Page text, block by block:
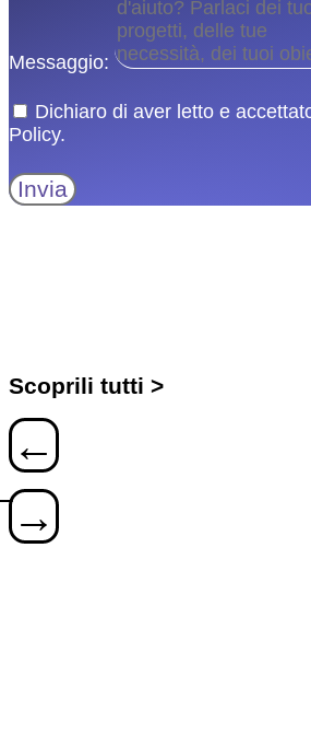
Messaggio:
Dichiaro di aver letto e
Policy.
Invia
Scoprili tutti >
←
→